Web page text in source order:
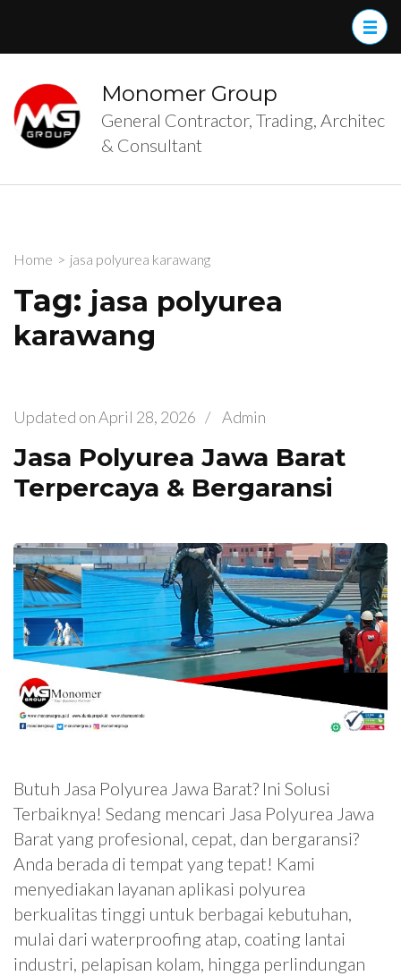
(Press
Enter)
Monomer Group
General Contractor, Trading, Architec
& Consultant
Home > jasa polyurea karawang
Tag: jasa polyurea
karawang
Updated onApril 28, 2026 / Admin
Jasa Polyurea Jawa Barat
Terpercaya & Bergaransi
Butuh Jasa Polyurea Jawa Barat? Ini Solusi
Terbaiknya! Sedang mencari Jasa Polyurea Jawa
Barat yang profesional, cepat, dan bergaransi?
Anda berada di tempat yang tepat! Kami
menyediakan layanan aplikasi polyurea
berkualitas tinggi untuk berbagai kebutuhan,
mulai dari waterproofing atap, coating lantai
industri, pelapisan kolam, hingga perlindungan